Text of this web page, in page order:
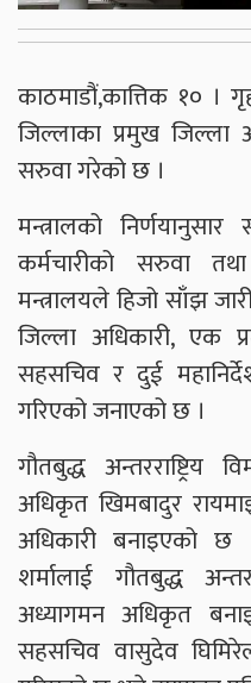
काठमाडौं,कात्तिक १० ।
जिल्लाका प्रमुख जिल्ला
सरुवा गरेको छ ।
मन्त्रालको
कर्मचारीको सरुवा
मन्त्रालयले हिजो साँझ
जिल्ला अधिकारी, एक
सहसचिव र दुई
गरिएको जनाएको छ ।
गौतबुद्ध अन्तरराष्ट्रिय
अधिकृत खिमबादुर
अधिकारी बनाइएको छ
शर्मालाई गौतबुद्ध
अध्यागमन अधिकृत
सहसचिव वासुदेव